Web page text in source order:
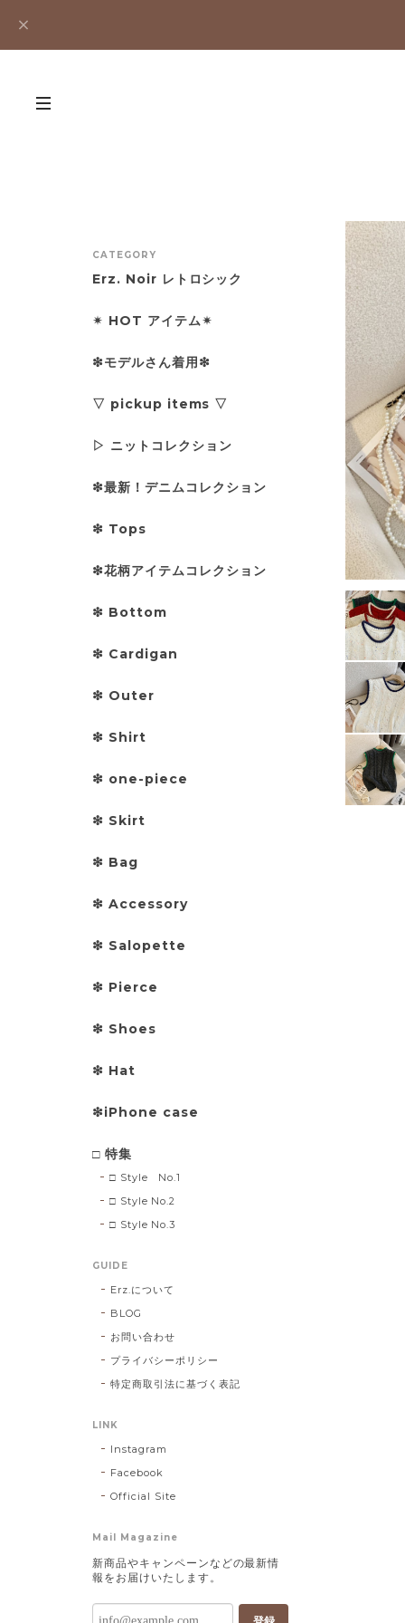
CATEGORY
Erz. Noir レトロシック
✴︎ HOT アイテム✴︎
❇︎モデルさん着用❇︎
▽ pickup items ▽
▷ ニットコレクション
❇︎最新！デニムコレクション
❇︎ Tops
❇︎花柄アイテムコレクション
❇︎ Bottom
❇︎ Cardigan
❇︎ Outer
❇︎ Shirt
❇︎ one-piece
❇︎ Skirt
❇︎ Bag
❇︎ Accessory
❇︎ Salopette
❇︎ Pierce
❇︎ Shoes
❇︎ Hat
❇︎iPhone case
□ 特集
□ Style No.1
□ Style No.2
□ Style No.3
GUIDE
Erz.について
BLOG
お問い合わせ
プライバシーポリシー
特定商取引法に基づく表記
LINK
Instagram
Facebook
Official Site
Mail Magazine
新商品やキャンペーンなどの最新情
報をお届けいたします。